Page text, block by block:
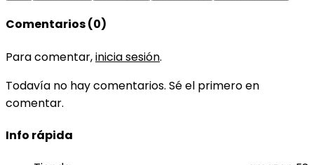
Comentarios (0)
Para comentar,inicia sesión.
Todavía no hay comentarios. Sé el primero en
comentar.
Info rápida